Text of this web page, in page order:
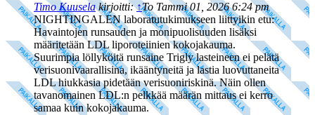
Timo Kuuselakirjoitti:↑To Tammi 01, 2026 6:24 pm
NIGHTINGALEN laboratutukimukseen liittyikin etu:
Havaintojen runsauden ja monipuolisuuden lisäksi
määritetään LDL liporoteiinien kokojakauma.
Suurimpia löllyköitä runsaine Trigly lasteineen ei pelätä
verisuonivaarallisina, ikääntyneitä ja lastia luovuttaneita
LDL hiukkasia pidetään verisuoniriskinä. Näin ollen
tavanomainen LDL:n pelkkää määrän mittaus ei kerro
samaa kuin kokojakauma.